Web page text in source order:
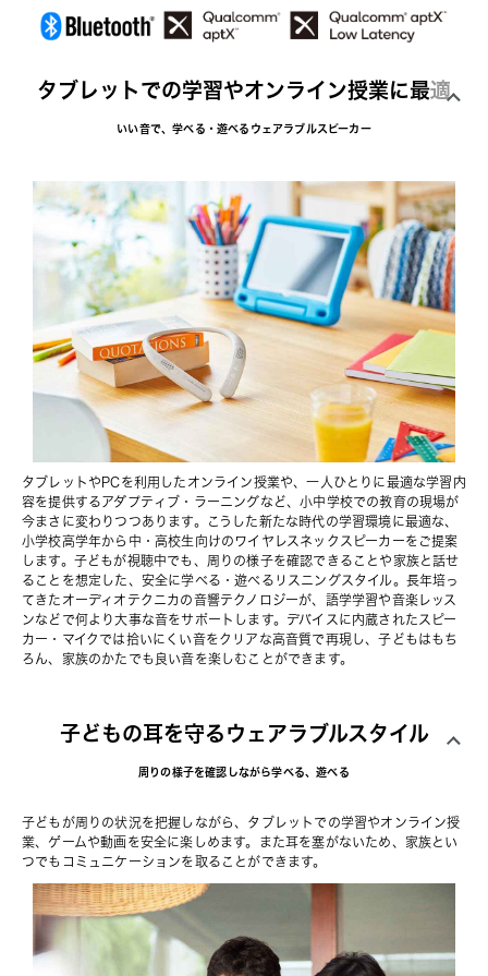
タブレットでの学習やオンライン授業に最適
いい音で、学べる・遊べるウェアラブルスピーカー
タブレットやPCを利用したオンライン授業や、一人ひとりに最適な学習内
容を提供するアダプティブ・ラーニングなど、小中学校での教育の現場が
今まさに変わりつつあります。こうした新たな時代の学習環境に最適な、
小学校高学年から中・高校生向けのワイヤレスネックスピーカーをご提案
します。子どもが視聴中でも、周りの様子を確認できることや家族と話せ
ることを想定した、安全に学べる・遊べるリスニングスタイル。長年培っ
てきたオーディオテクニカの音響テクノロジーが、語学学習や音楽レッス
ンなどで何より大事な音をサポートします。デバイスに内蔵されたスピー
カー・マイクでは拾いにくい音をクリアな高音質で再現し、子どもはもち
ろん、家族のかたでも良い音を楽しむことができます。
子どもの耳を守るウェアラブルスタイル
周りの様子を確認しながら学べる、遊べる
子どもが周りの状況を把握しながら、タブレットでの学習やオンライン授
業、ゲームや動画を安全に楽しめます。また耳を塞がないため、家族とい
つでもコミュニケーションを取ることができます。